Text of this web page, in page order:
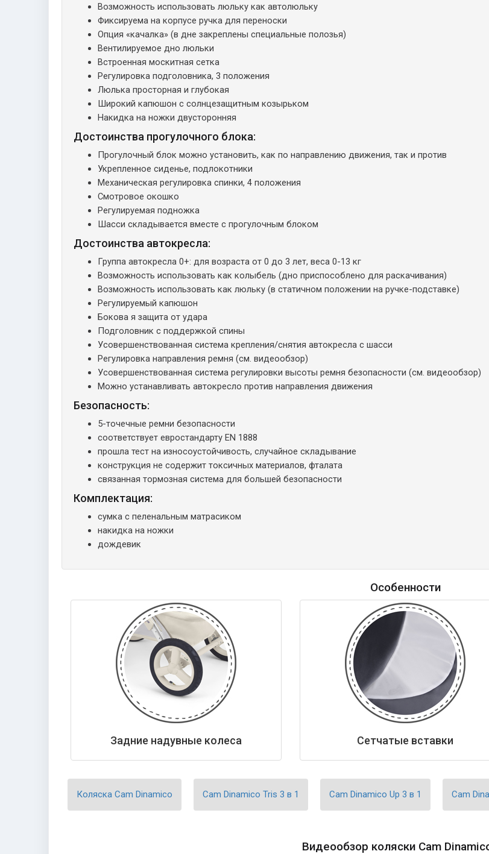
Возможность использовать люльку как автолюльку
Фиксируема на корпусе ручка для переноски
Опция «качалка» (в дне закреплены специальные полозья)
Вентилируемое дно люльки
Встроенная москитная сетка
Регулировка подголовника, 3 положения
Люлька просторная и глубокая
Широкий капюшон с солнцезащитным козырьком
Накидка на ножки двусторонняя
Достоинства прогулочного блока:
Прогулочный блок можно установить, как по направлению движения, так и против
Укрепленное сиденье, подлокотники
Механическая регулировка спинки, 4 положения
Смотровое окошко
Регулируемая подножка
Шасси складывается вместе с прогулочным блоком
Достоинства автокресла:
Группа автокресла 0+: для возраста от 0 до 3 лет, веса 0-13 кг
Возможность использовать как колыбель (дно приспособлено для раскачивания)
Возможность использовать как люльку (в статичном положении на ручке-подставке)
Регулируемый капюшон
Бокова я защита от удара
Подголовник с поддержкой спины
Усовершенствованная система крепления/снятия автокресла с шасси
Регулировка направления ремня (см. видеообзор)
Усовершенствованная система регулировки высоты ремня безопасности (см. видеообзор)
Можно устанавливать автокресло против направления движения
Безопасность:
5-точечные ремни безопасности
соответствует евростандарту EN 1888
прошла тест на износоустойчивость, случайное складывание
конструкция не содержит токсичных материалов, фталата
связанная тормозная система для большей безопасности
Комплектация:
сумка с пеленальным матрасиком
накидка на ножки
дождевик
Особенности
Задние надувные колеса Сетчатые вставки
Коляска Cam Dinamico Cam Dinamico Tris 3 в 1 Cam Dinamico Up 3 в 1 Cam
Видеообзор коляски Cam